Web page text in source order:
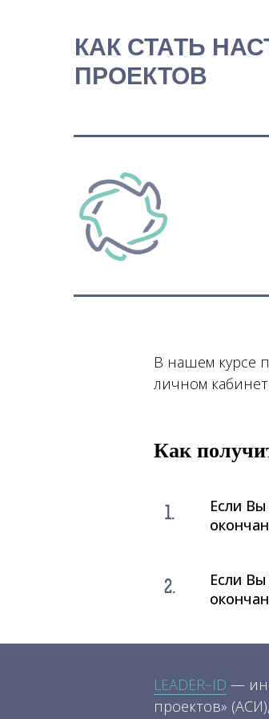
КАК СТАТЬ
ПРОЕКТОВ
В нашем курсе
личном
Как
Если Вы
Если
LEADER–ID —
проектов»